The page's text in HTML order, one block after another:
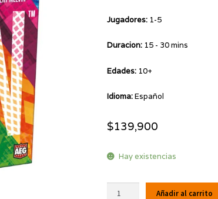
Jugadores: 1-5
Duracion: 15 - 30 mins
Edades: 10+
Idioma:Español
$139,900
Hay existencias
TEN
Añadir al carrito